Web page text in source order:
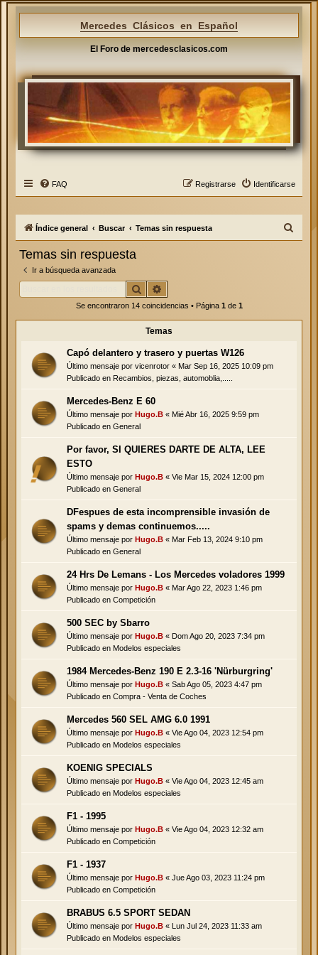
Mercedes Clásicos en Español
El Foro de mercedesclasicos.com
FAQ Identificarse
Registrarse
Índice general Buscar Temas sin respuesta
Temas sin respuesta
Ir a búsqueda avanzada
Buscar
Se encontraron 14 coincidencias • Página 1de 1
Temas
Capó delantero y trasero y puertas W126
Último mensaje por vicenrotor « Mar Sep 16, 2025 10:09 pm
Publicado en Recambios, piezas, automoblia,.....
Mercedes-Benz E 60
Último mensaje por Hugo.B « Mié Abr 16, 2025 9:59 pm
Publicado en General
Por favor, SI QUIERES DARTE DE ALTA, LEE
ESTO
Último mensaje por Hugo.B « Vie Mar 15, 2024 12:00 pm
Publicado en General
DFespues de esta incomprensible invasión de
spams y demas continuemos.....
Último mensaje por Hugo.B « Mar Feb 13, 2024 9:10 pm
Publicado en General
24 Hrs De Lemans - Los Mercedes voladores 1999
Último mensaje por Hugo.B « Mar Ago 22, 2023 1:46 pm
Publicado en Competición
500 SEC by Sbarro
Último mensaje por Hugo.B « Dom Ago 20, 2023 7:34 pm
Publicado en Modelos especiales
1984 Mercedes-Benz 190 E 2.3-16 'Nürburgring'
Último mensaje por Hugo.B « Sab Ago 05, 2023 4:47 pm
Publicado en Compra - Venta de Coches
Mercedes 560 SEL AMG 6.0 1991
Último mensaje por Hugo.B « Vie Ago 04, 2023 12:54 pm
Publicado en Modelos especiales
KOENIG SPECIALS
Último mensaje por Hugo.B « Vie Ago 04, 2023 12:45 am
Publicado en Modelos especiales
F1 - 1995
Último mensaje por Hugo.B « Vie Ago 04, 2023 12:32 am
Publicado en Competición
F1 - 1937
Último mensaje por Hugo.B « Jue Ago 03, 2023 11:24 pm
Publicado en Competición
BRABUS 6.5 SPORT SEDAN
Último mensaje por Hugo.B « Lun Jul 24, 2023 11:33 am
Publicado en Modelos especiales